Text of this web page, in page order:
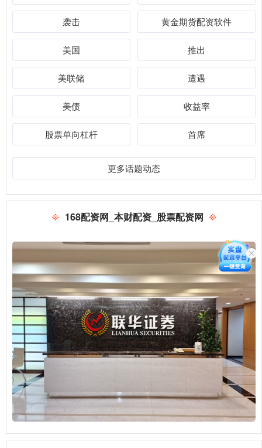
袭击 黄金期货配资软件
美国 推出
美联储 遭遇
美债 收益率
股票单向杠杆 首席
更多话题动态
168配资网_本财配资_股票配资网